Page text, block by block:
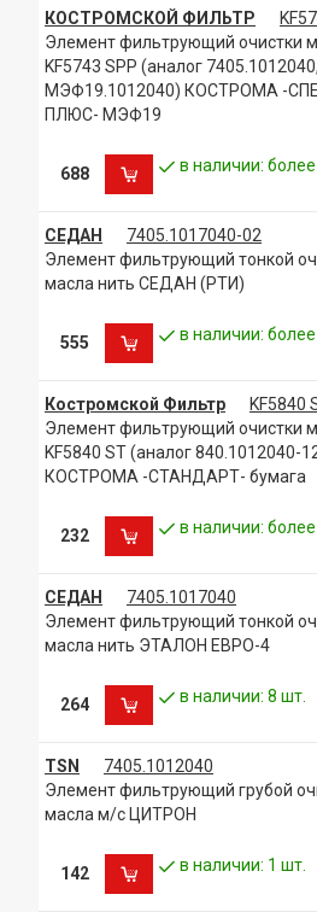
КОСТРОМСКОЙ ФИЛЬТР
Элемент фильтрующий очистки
KF5743 SPP (аналог 7405.1012040,
МЭФ19.1012040) КОСТРОМА -
ПЛЮС- МЭФ19
688 в наличии:
СЕДАН
7405.1017040-02
Элемент фильтрующий тонкой
масла нить СЕДАН (РТИ)
555 в наличии:
Костромской Фильтр
KF5840
Элемент фильтрующий очистки
KF5840 ST (аналог 840.1012040-
КОСТРОМА -СТАНДАРТ- бумага
232 в наличии:
СЕДАН
7405.1017040
Элемент фильтрующий тонкой
масла нить ЭТАЛОН ЕВРО-4
264 в наличии: 8 шт.
TSN
7405.1012040
Элемент фильтрующий грубой
масла м/с ЦИТРОН
142 в наличии: 1 шт.